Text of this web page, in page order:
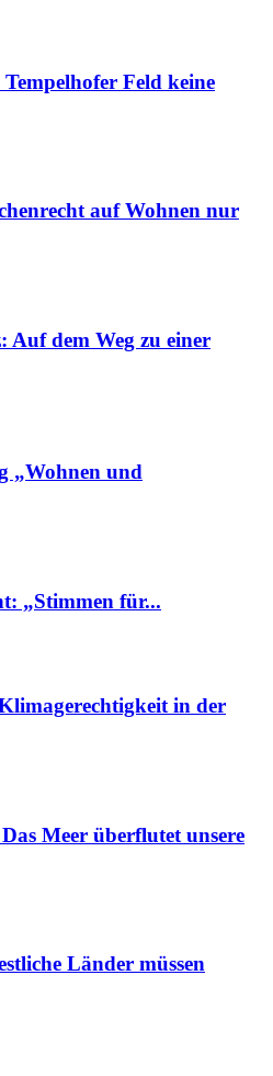
Feld keine
auf Wohnen nur
Auf dem Weg zu einer
„Wohnen und
„Stimmen für...
in der
Meer überflutet unsere
Länder müssen